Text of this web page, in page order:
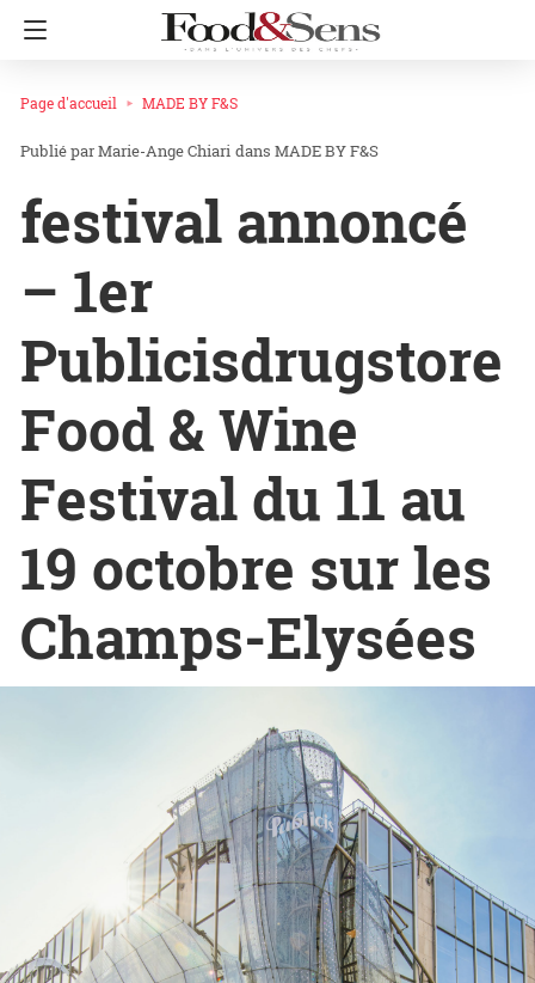
Page d'accueil MADE BY F&S
Marie-Ange Chiari dans MADE BY F&S
festival annoncé
– 1er
Publicisdrugstore
Food & Wine
Festival du 11 au
19 octobre sur les
Champs-Elysées